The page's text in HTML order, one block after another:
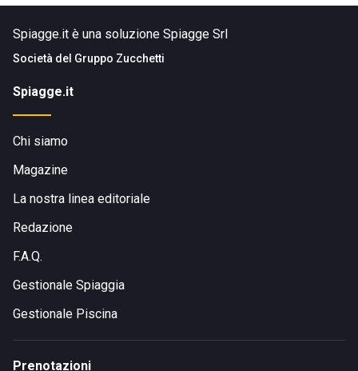
Spiagge.it è una soluzione Spiagge Srl
Società del Gruppo Zucchetti
Spiagge.it
Chi siamo
Magazine
La nostra linea editoriale
Redazione
F.A.Q.
Gestionale Spiaggia
Gestionale Piscina
Prenotazioni